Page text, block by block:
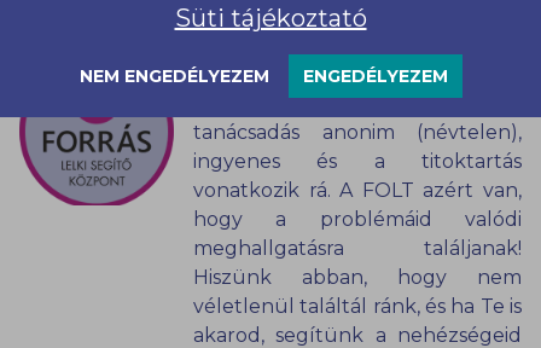
kérdésekben segítséget kapj. A
kapsz a megfelelő szakember
megtalálásában. Az online
tanácsadás anonim (névtelen),
ingyenes és a titoktartás
vonatkozik rá. A FOLT azért van,
hogy a problémáid valódi
meghallgatásra találjanak!
Hiszünk abban, hogy nem
véletlenül találtál ránk, és ha Te is
akarod, segítünk a nehézségeid
Süti tájékoztató
NEM ENGEDÉLYEZEM ENGEDÉLYEZEM